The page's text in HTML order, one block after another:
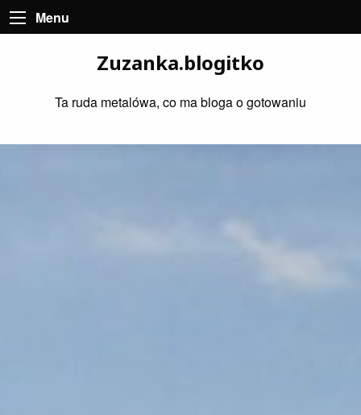
Menu
Zuzanka.blogitko
Ta ruda metalówa, co ma bloga o gotowaniu